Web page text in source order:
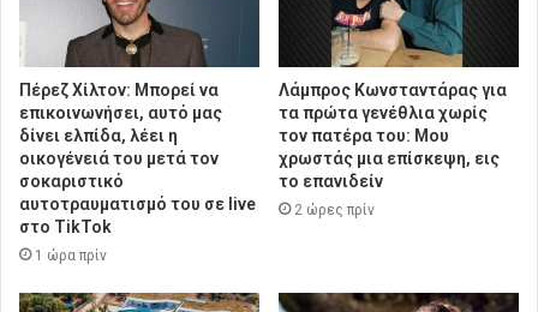
Πέρεζ Χίλτον: Μπορεί να
επικοινωνήσει, αυτό μας
δίνει ελπίδα, λέει η
οικογένειά του μετά τον
σοκαριστικό
αυτοτραυματισμό του σε live
στο TikTok
1 ώρα πρίν
Λάμπρος Κωνσταντάρας για
τα πρώτα γενέθλια χωρίς
τον πατέρα του: Μου
χρωστάς μια επίσκεψη, εις
το επανιδείν
2 ώρες πρίν